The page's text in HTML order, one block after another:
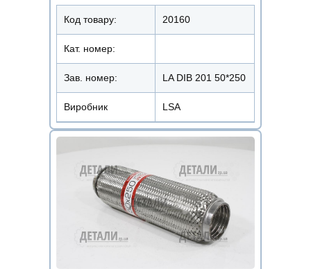
Код товару: 20160
Кат. номер:
Зав. номер: LA DIB 201 50*250
Виробник LSA